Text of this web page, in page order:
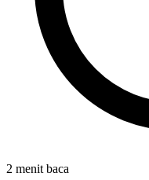
2 menit baca